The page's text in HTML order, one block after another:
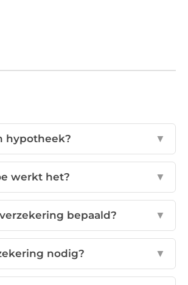
hypotheek? ▼
werkt het? ▼
bepaald? ▼
nodig? ▼